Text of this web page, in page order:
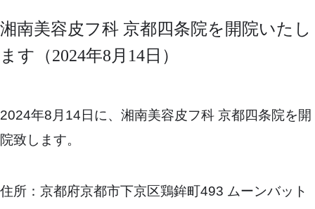
湘南美容皮フ科 京都四条院を開院いたし
ます（2024年8月14日）
2024年8月14日に、湘南美容皮フ科 京都四条院を開
院致します。
住所：京都府京都市下京区鶏鉾町493 ムーンバット